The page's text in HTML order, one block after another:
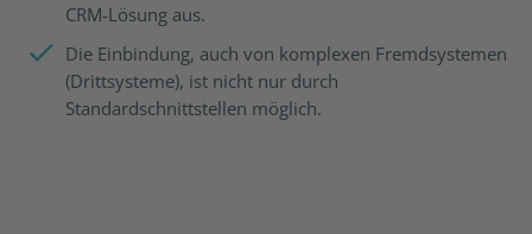
CRM-Lösung aus.
Die Einbindung, auch von komplexen Fremdsystemen
(Drittsysteme), ist nicht nur durch
Standardschnittstellen möglich.